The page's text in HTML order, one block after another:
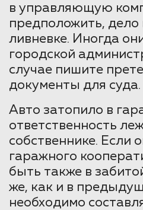
в управляющую
предположить, дело
ливневке. Иногда
городской
случае пишите
документы для суда.
Авто затопило в
ответственность
собственнике. Если
гаражного
быть также в
же, как и в
необходимо